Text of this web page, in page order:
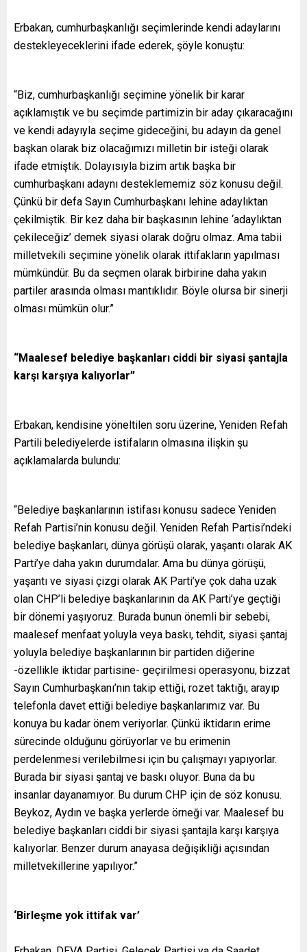
Erbakan, cumhurbaşkanlığı seçimlerinde kendi adaylarını
destekleyeceklerini ifade ederek, şöyle konuştu:
“Biz, cumhurbaşkanlığı seçimine yönelik bir karar
açıklamıştık ve bu seçimde partimizin bir aday çıkaracağını
ve kendi adayıyla seçime gideceğini, bu adayın da genel
başkan olarak biz olacağımızı milletin bir isteği olarak
ifade etmiştik. Dolayısıyla bizim artık başka bir
cumhurbaşkanı adaynı desteklememiz söz konusu değil.
Çünkü bir defa Sayın Cumhurbaşkanı lehine adaylıktan
çekilmiştik. Bir kez daha bir başkasının lehine ‘adaylıktan
çekileceğiz’ demek siyasi olarak doğru olmaz. Ama tabii
milletvekili seçimine yönelik olarak ittifakların yapılması
mümkündür. Bu da seçmen olarak birbirine daha yakın
partiler arasında olması mantıklıdır. Böyle olursa bir sinerji
olması mümkün olur.”
“Maalesef belediye başkanları ciddi bir siyasi şantajla
karşı karşıya kalıyorlar”
Erbakan, kendisine yöneltilen soru üzerine, Yeniden Refah
Partili belediyelerde istifaların olmasına ilişkin şu
açıklamalarda bulundu:
“Belediye başkanlarının istifası konusu sadece Yeniden
Refah Partisi’nin konusu değil. Yeniden Refah Partisi’ndeki
belediye başkanları, dünya görüşü olarak, yaşantı olarak AK
Parti’ye daha yakın durumdalar. Ama bu dünya görüşü,
yaşantı ve siyasi çizgi olarak AK Parti’ye çok daha uzak
olan CHP’li belediye başkanlarının da AK Parti’ye geçtiği
bir dönemi yaşıyoruz. Burada bunun önemli bir sebebi,
maalesef menfaat yoluyla veya baskı, tehdit, siyasi şantaj
yoluyla belediye başkanlarının bir partiden diğerine
-özellikle iktidar partisine- geçirilmesi operasyonu, bizzat
Sayın Cumhurbaşkanı’nın takip ettiği, rozet taktığı, arayıp
telefonla davet ettiği belediye başkanlarımız var. Bu
konuya bu kadar önem veriyorlar. Çünkü iktidarın erime
sürecinde olduğunu görüyorlar ve bu erimenin
perdelenmesi verilebilmesi için bu çalışmayı yapıyorlar.
Burada bir siyasi şantaj ve baskı oluyor. Buna da bu
insanlar dayanamıyor. Bu durum CHP için de söz konusu.
Beykoz, Aydın ve başka yerlerde örneği var. Maalesef bu
belediye başkanları ciddi bir siyasi şantajla karşı karşıya
kalıyorlar. Benzer durum anayasa değişikliği açısından
milletvekillerine yapılıyor.”
‘Birleşme yok ittifak var’